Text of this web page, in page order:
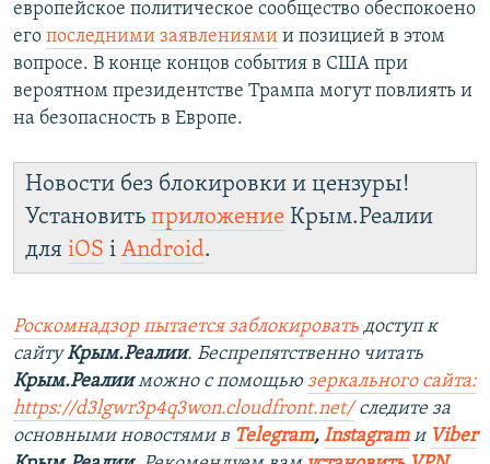
европейское политическое сообщество обеспокоено
его последними заявлениями и позицией в этом
вопросе. В конце концов события в США при
вероятном президентстве Трампа могут повлиять и
на безопасность в Европе.
Новости без блокировки и цензуры!
Установить приложение Крым.Реалии
для iOS і Android.
Роскомнадзор пытается заблокировать доступ к
сайтуКрым.Реалии. Беспрепятственно читать
Крым.Реалииможно с помощью зеркального сайта:
https://d3lgwr3p4q3won.cloudfront.net/следите за
основными новостями в Telegram, Instagramи Viber